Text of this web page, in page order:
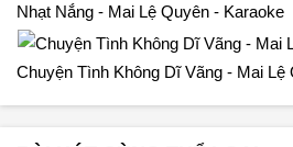
Nhạt Nắng - Mai Lệ Quyên - Karaoke
Chuyện Tình Không Dĩ Vãng - Mai Lệ